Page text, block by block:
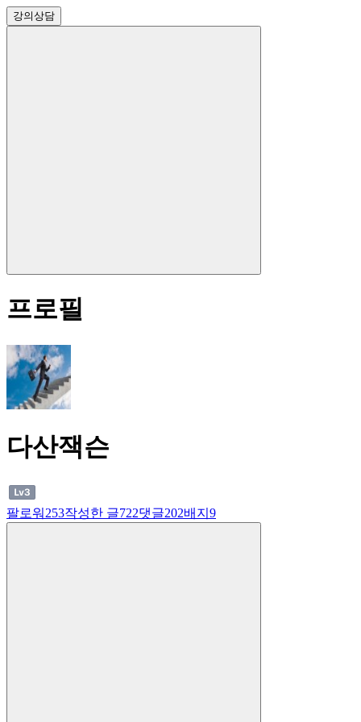
강의상담
프로필
다산잭슨
팔로워 253작성한 글722댓글202배지 9